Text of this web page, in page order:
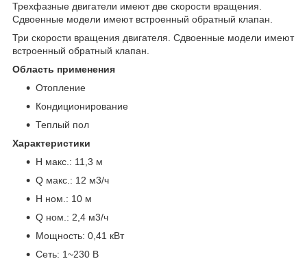
Трехфазные двигатели имеют две скорости вращения.
Сдвоенные модели имеют встроенный обратный клапан.
Три скорости вращения двигателя. Сдвоенные модели имеют
встроенный обратный клапан.
Область применения
Отопление
Кондиционирование
Теплый пол
Характеристики
H макс.: 11,3 м
Q макс.: 12 м3/ч
H ном.: 10 м
Q ном.: 2,4 м3/ч
Мощность: 0,41 кВт
Сеть: 1~230 В